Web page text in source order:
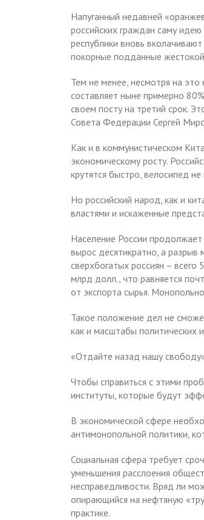
Напуганный недавней
российских граждан саму
республики вновь
покорные подданные
Тем не менее, несмотря на это
составляет ныне примерно
своем посту на третий срок.
Совета Федерации Сергей
Как и в коммунистическом
экономическому росту.
крутятся быстро, велосипед не
Но российский народ, как и
властями и искаженные
Население России
вырос десятикратно, а разрыв
сверхбогатых россиян –
млрд долл., что равняется
от экспорта сырья.
Такое положение дел не
как и масштабы политических
«Отдайте назад нашу
Чтобы справиться с этими
институты, которые будут
В экономической сфере
антимонопольной политики,
Социальная сфера требует
уменьшения расслоения
несправедливости. Вряд ли
опирающийся на нефтяную
практике.